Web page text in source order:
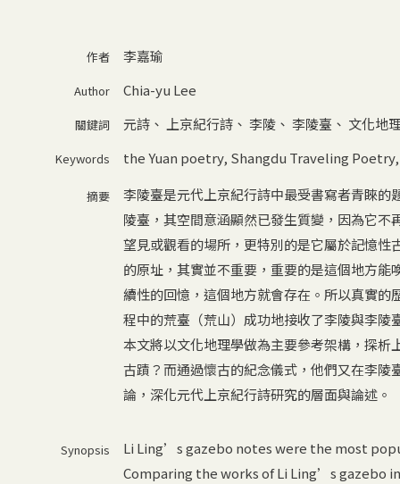
作者 李嘉瑜
Author Chia-yu Lee
關鍵詞 元詩、 上京紀行詩、 李陵、 李陵臺 、 文化地
Keywords the Yuan poetry, Shangdu Traveling Poetry
摘要
李陵臺是元代上京紀行詩中最受書寫者青睞
陵臺，其空間意涵顯然已發生質變，因為它
望見或觀看的場所，更特別的是它屬於記憶
的原址，其實並不重要，重要的是這個地方
續性的回憶，這個地方就會存在。所以真實
程中的荒臺（荒山）成功地接收了李陵與李
本文將以文化地理學做為主要參考架構，探
古蹟？而通過懷古的紀念儀式，他們又在李
論，深化元代上京紀行詩研究的層面與論述。
Synopsis
Li Ling’s gazebo notes were the most
Comparing the works of Li Ling’s gazebo